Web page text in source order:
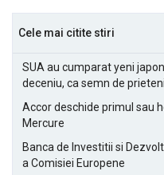
Cele mai citite stiri
SUA au cumparat yeni
deceniu, ca semn de
Accor deschide primul sau
Mercure
Banca de Investitii si
a Comisiei Europene